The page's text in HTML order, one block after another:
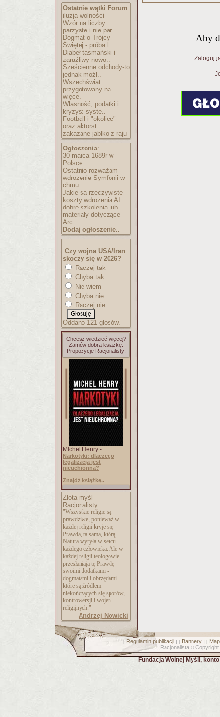
Ostatnie wątki Forum:
iluzja wolności
Wzór na liczby
parzyste i nie par..
Dogmat o Trójcy
Świętej - próba l..
Diabeł tasmański i
zaraźliwy nowo..
Sześcienne odchody-to
jednak możl..
Wszechświat
przygotowany na
więce..
Własność, podatki i
kryzys: syste..
Football i "okolice"
oraz aktorst..
zakazane jabłko z raju
Ogłoszenia:
30 marca 1689r w
Polsce
Ostatnio rozważam
wdrożenie Symfonii w
chmu..
Jakie są rzeczywiste
koszty wdrożenia AI
dobre szkolenia lub
materiały dotyczące
Arc..
Dodaj ogłoszenie..
Czy wojna USA/Iran
skoczy się w 2026?
Raczej tak
Chyba tak
Nie wiem
Chyba nie
Raczej nie
Oddano 121 głosów.
Chcesz wiedzieć więcej?
Zamów dobrą książkę.
Propozycje Racjonalisty:
Michel Henry -
Narkotyki: dlaczego
legalizacja jest
nieuchronna?
Znajdź książkę..
Złota myśl
Racjonalisty:
"Wszystkie religie są
prawdziwe, ponieważ w
każdej religii kryje się
Prawda, ta sama, którą
Natura wyryła w sercu
każdego człowieka. Ale w
każdej religii teologowie
przesłaniają tę Prawdę
swoimi dodatkami -
dogmatami i obrzędami -
które są źródłem
niekończących się sporów,
kontrowersji i wojen
religijnych."
Andrzej Nowicki
Aby
Zaloguj
[ Regulamin publikacji] [ Bannery] [
Racjonalista © Copyright
Fundacja Wolnej Myśli,